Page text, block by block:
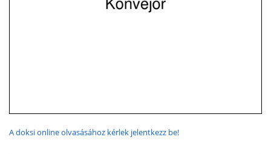
A doksi online olvasásához kérlek jelentkezz be!